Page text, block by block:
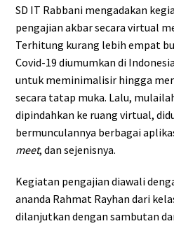
SD IT Rabbani mengadakan
pengajian akbar secara virtual
Terhitung kurang lebih empat
Covid-19 diumumkan di
untuk meminimalisir hingga
secara tatap muka. Lalu,
dipindahkan ke ruang virtual,
bermunculannya berbagai
meet, dan sejenisnya.
Kegiatan pengajian diawali
ananda Rahmat Rayhan dari
dilanjutkan dengan sambutan